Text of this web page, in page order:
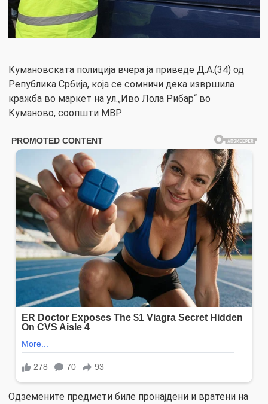
Кумановската полиција вчера ја приведе Д.А.(34) од
Република Србија, која се сомничи дека извршила
кражба во маркет на ул.„Иво Лола Рибар“ во
Куманово, соопшти МВР.
Одземените предмети биле пронајдени и вратени на